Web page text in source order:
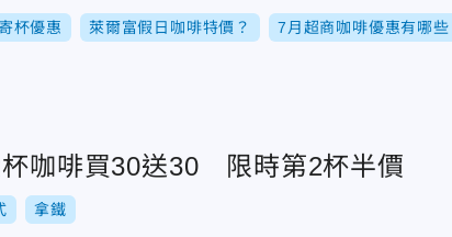
杯優惠 萊爾富假日咖啡特價？ 7月超商咖啡優惠有哪些
咖啡買30送30 限時第2杯半價
拿鐵